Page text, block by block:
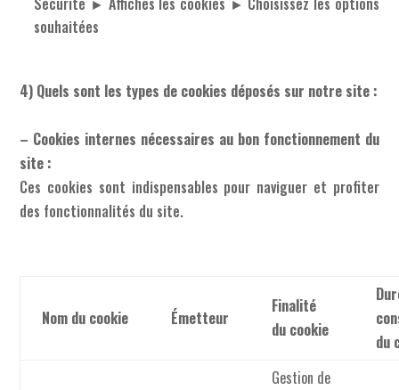
souhaitées
4) Quels sont les types de cookies déposés sur notre site :
– Cookies internes nécessaires au bon fonctionnement du
site :
Ces cookies sont indispensables pour naviguer et profiter
des fonctionnalités du site.
Nom du cookie Émetteur
Finalité
du cookie
du
Gestion de